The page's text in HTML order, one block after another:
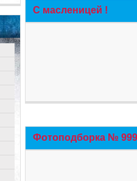
С масленицей !
Фотоподборка №